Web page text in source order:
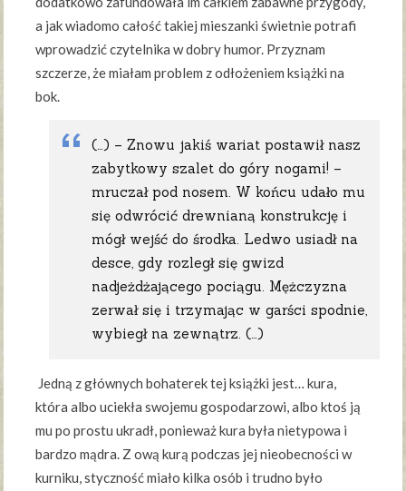
a jak wiadomo całość takiej mieszanki świetnie potrafi
wprowadzić czytelnika w dobry humor. Przyznam
szczerze, że miałam problem z odłożeniem książki na
bok.
(…) – Znowu jakiś wariat postawił nasz
zabytkowy szalet do góry nogami! –
mruczał pod nosem. W końcu udało mu
się odwrócić drewnianą konstrukcję i
mógł wejść do środka. Ledwo usiadł na
desce, gdy rozległ się gwizd
nadjeżdżającego pociągu. Mężczyzna
zerwał się i trzymając w garści spodnie,
wybiegł na zewnątrz. (…)
Jedną z głównych bohaterek tej książki jest… kura,
która albo uciekła swojemu gospodarzowi, albo ktoś ją
mu po prostu ukradł, ponieważ kura była nietypowa i
bardzo mądra. Z ową kurą podczas jej nieobecności w
kurniku, styczność miało kilka osób i trudno było